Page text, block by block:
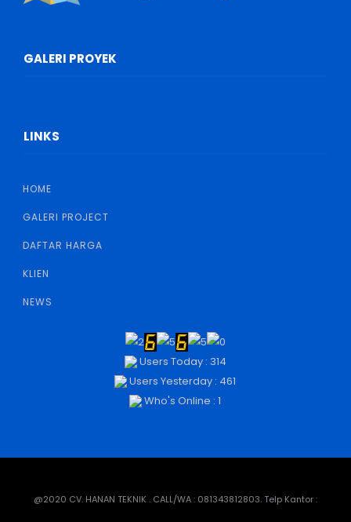
GALERI PROYEK
LINKS
HOME
GALERI PROJECT
DAFTAR HARGA
KLIEN
NEWS
Users Today : 314
Users Yesterday : 461
Who's Online : 1
@2020 CV. HANAN TEKNIK . CALL/WA : 081343812803. Telp Kantor :